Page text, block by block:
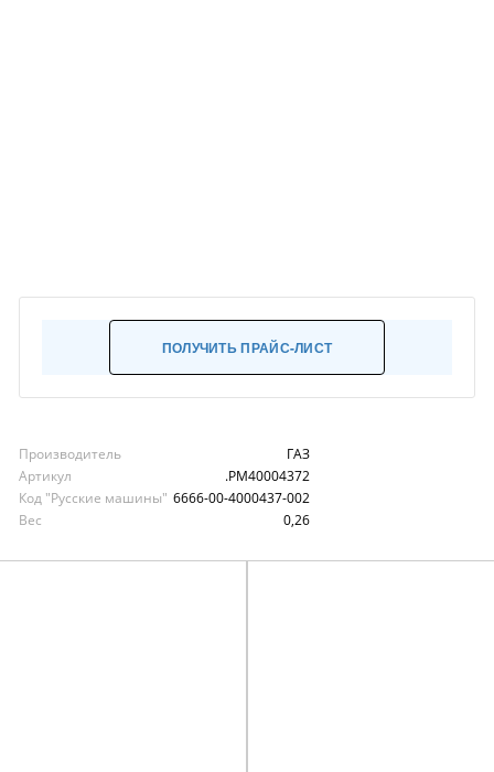
ПОЛУЧИТЬ ПРАЙС-ЛИСТ
Производитель
ГАЗ
Артикул
.РМ40004372
Код "Русские машины" 6666-00-4000437-002
Вес
0,26